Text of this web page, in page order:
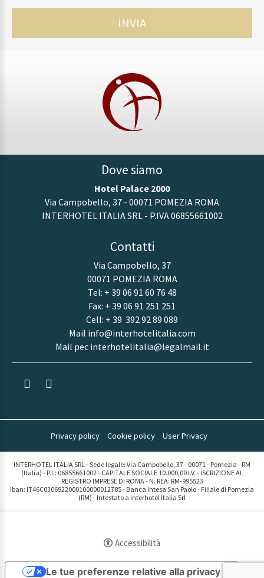
Dove siamo
Hotel Palace 2000
Via Campobello, 37 - 00071 POMEZIA ROMA
INTERHOTEL ITALIA SRL - P.IVA 06855661002
Contatti
Via Campobello, 37
00071 POMEZIA ROMA
Tel: + 39 06 91 60 76 48
Fax: + 39 06 91 251 251
Cell: + 39 392 92 89 089
Mail info@interhotelitalia.com
Mail pec interhotelitalia@legalmail.it
Privacy policy Cookie policy User Privacy
INTERHOTEL ITALIA SRL - Sede legale: Via Campobello, 37 - 00071 - Pomezia - RM
(Italia) - P.I.: 06855661002 - CAPITALE SOCIALE 10.000,00 I.V. - ISCRIZIONE AL
REGISTRO IMPRESE DI ROMA - N. REA: RM-995523
Iban: IT46C0306922000100000012785 - Banca Intesa San Paolo - Filiale di Pomezia
(RM) - Intestato a Interhotel Italia Srl
Accessibilità
Le tue preferenze relative alla privacy